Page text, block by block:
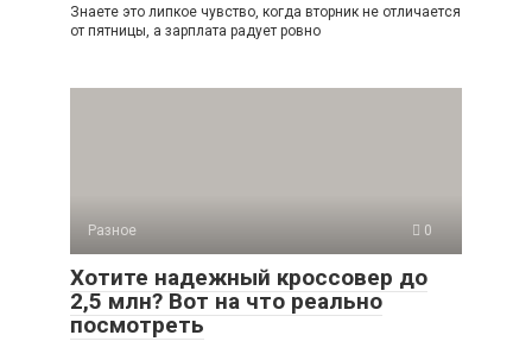
Знаете это липкое чувство, когда вторник не отличается
от пятницы, а зарплата радует ровно
Разное 0
Хотите надежный кроссовер до
2,5 млн? Вот на что реально
посмотреть